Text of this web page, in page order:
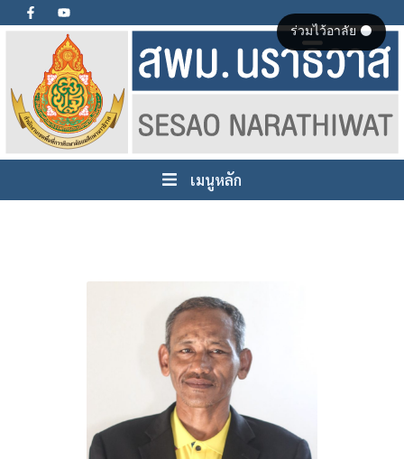
เมนูหลัก
ร่วมไว้อาลัย ⚫